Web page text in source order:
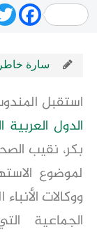
TwitterFacebook
سارة خاطر
استقبل
الدول العربية
بكر، نقيب
لموضوع
ووكالات
الجماعية